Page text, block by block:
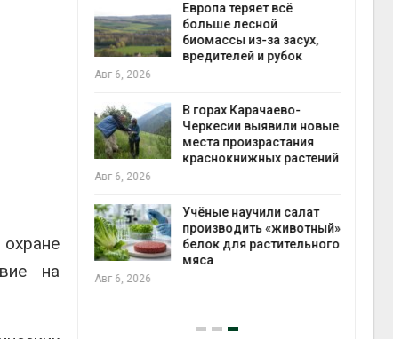
на
мусорных
вновь
140
Европа теряет всё
больше лесной
биомассы из-за засух,
вредителей и рубок
Авг 6, 2026
В горах Карачаево-
Черкесии выявили новые
места произрастания
краснокнижных растений
Авг 6, 2026
Учёные научили салат
производить «животный»
белок для растительного
мяса
Авг 6, 2026